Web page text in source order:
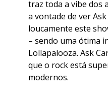
traz toda a vibe dos
a vontade de ver
loucamente este
– sendo uma ótima
Lollapalooza. Ask
que o rock está
modernos.